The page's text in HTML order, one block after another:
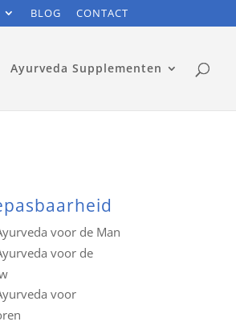
BLOG CONTACT
Ayurveda Supplementen
voor de Man
voor de
voor